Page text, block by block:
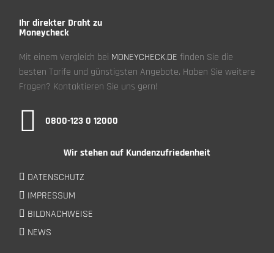
Ihr direkter Draht zu
Moneycheck
Mit einem Vergleich bei MONEYCHECK.DE finden Sie die
besten Tarife und günstigsten Angebote. Haben Sie weitere
Fragen? Kontaktieren Sie uns gern!
0800-123 0 12000
Wir stehen auf Kundenzufriedenheit
DATENSCHUTZ
IMPRESSUM
BILDNACHWEISE
NEWS